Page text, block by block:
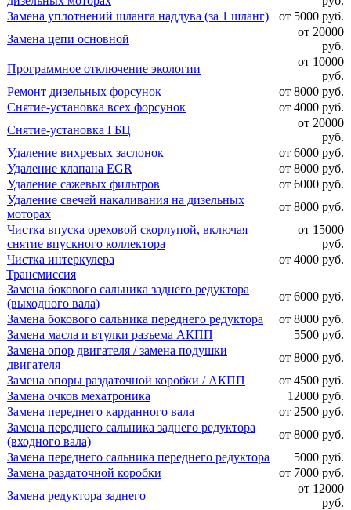
Замена уплотнений шланга наддува (за 1 шланг)
от 5000 руб.
Замена цепи основной
от 20000
руб.
Программное отключение экологии
от 10000
руб.
Ремонт дизельных форсунок
от 8000 руб.
Снятие-установка всех форсунок
от 4000 руб.
Снятие-установка ГБЦ
от 20000
руб.
Удаление вихревых заслонок
от 6000 руб.
Удаление клапана EGR
от 8000 руб.
Удаление сажевых фильтров
от 6000 руб.
Удаление свечей накаливания на дизельных
моторах
от 8000 руб.
Чистка впуска ореховой скорлупой, включая
снятие впускного коллектора
от 15000
руб.
Чистка интеркулера
от 4000 руб.
Трансмиссия
Замена бокового сальника заднего редуктора
(выходного вала)
от 6000 руб.
Замена бокового сальника переднего редуктора
от 8000 руб.
Замена масла и втулки разъема АКПП
5500 руб.
Замена опор двигателя / замена подушки
двигателя
от 8000 руб.
Замена опоры раздаточной коробки / АКПП
от 4500 руб.
Замена очков мехатроника
12000 руб.
Замена переднего карданного вала
от 2500 руб.
Замена переднего сальника заднего редуктора
(входного вала)
от 8000 руб.
Замена переднего сальника переднего редуктора
5000 руб.
Замена раздаточной коробки
от 7000 руб.
Замена редуктора заднего
от 12000
руб.